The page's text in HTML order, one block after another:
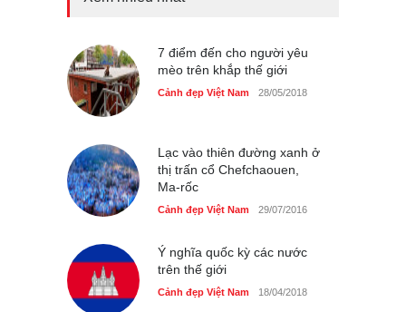
Cảnh đẹp Việt Nam 24/04/2020
Chợ đêm Phú Quốc có nhà
40 xe ôtô du lịch tự lái đầu
tiên qua cửa khẩu Móng Cái
Cảnh đẹp Việt Nam 24/04/2020
Thực hư cây cầu gỗ dài
nhất Việt Nam bị ‘xóa sổ’
sau lũ
7 điểm đến cho người yêu
mèo trên khắp thế giới
Cảnh đẹp Việt Nam 28/05/2018
Lạc vào thiên đường xanh ở
thị trấn cổ Chefchaouen,
Ma-rốc
Cảnh đẹp Việt Nam 29/07/2016
Ý nghĩa quốc kỳ các nước
trên thế giới
Cảnh đẹp Việt Nam 18/04/2018